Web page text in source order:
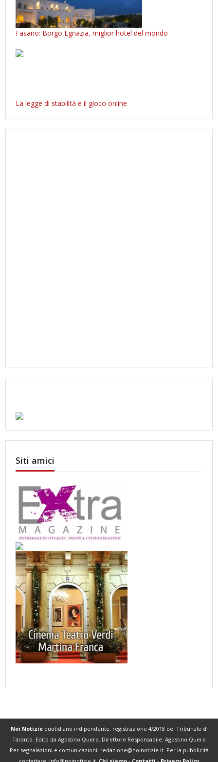
Fasano: Borgo Egnazia, miglior hotel del mondo
La legge di stabilità e il gioco online
Siti amici
Noi Notiziequotidiano indipendente, registrazione 4/2018 del Tribunale di
Taranto. Edito da Agostino Quero. Direttore Responsabile: Agostino Quero
Per segnalazioni e comunicazioni: redazione@noinotizie.it. Per la pubblicità